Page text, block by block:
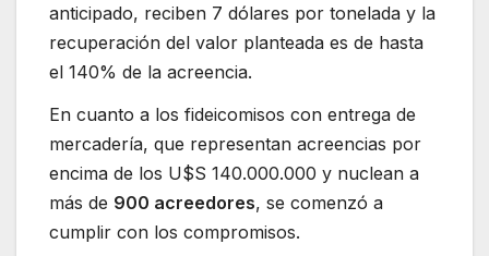
anticipado, reciben 7 dólares por tonelada y la
recuperación del valor planteada es de hasta
el 140% de la acreencia.
En cuanto a los fideicomisos con entrega de
mercadería, que representan acreencias por
encima de los U$S 140.000.000 y nuclean a
más de 900 acreedores, se comenzó a
cumplir con los compromisos.